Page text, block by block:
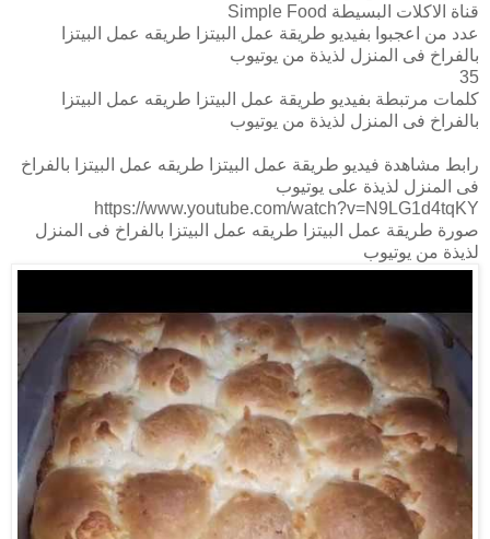
قناة الاكلات البسيطة Simple Food
عدد من اعجبوا بفيديو طريقة عمل البيتزا طريقه عمل البيتزا
بالفراخ فى المنزل لذيذة من يوتيوب
35
كلمات مرتبطة بفيديو طريقة عمل البيتزا طريقه عمل البيتزا
بالفراخ فى المنزل لذيذة من يوتيوب
رابط مشاهدة فيديو طريقة عمل البيتزا طريقه عمل البيتزا بالفراخ
فى المنزل لذيذة على يوتيوب
https://www.youtube.com/watch?v=N9LG1d4tqKY
صورة طريقة عمل البيتزا طريقه عمل البيتزا بالفراخ فى المنزل
لذيذة من يوتيوب